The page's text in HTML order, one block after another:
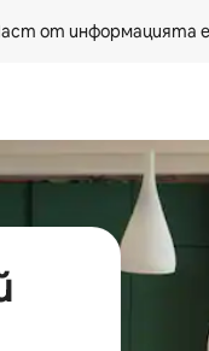
от информацията